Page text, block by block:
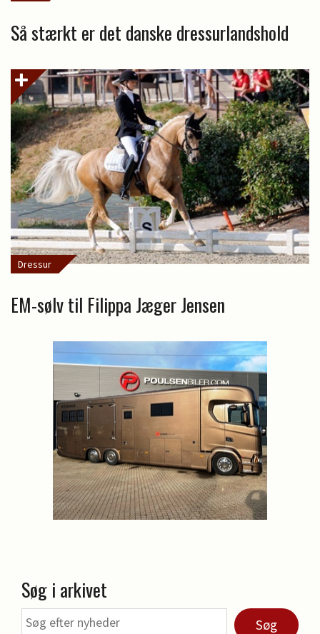
Så stærkt er det danske dressurlandshold
Dressur
EM-sølv til Filippa Jæger Jensen
Søg i arkivet
Søg